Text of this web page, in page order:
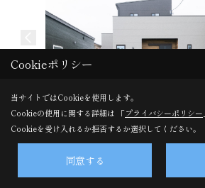
Cookieポリシー
当サイトではCookieを使用します。
Cookieの使用に関する詳細は 「プライバシーポリシー
Cookieを受け入れるか拒否するか選択してください。
同意する